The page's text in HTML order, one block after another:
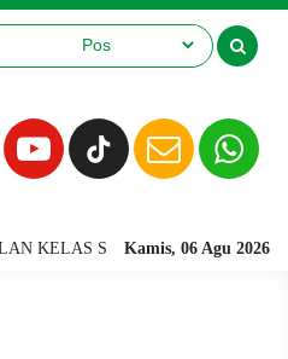
Kamis, 06 Agu 2026
TERINTEGRASI &